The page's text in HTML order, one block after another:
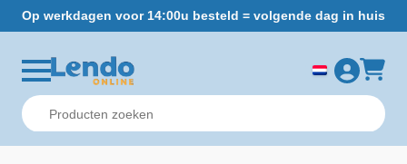
Op werkdagen voor 14:00u besteld = volgende dag in huis